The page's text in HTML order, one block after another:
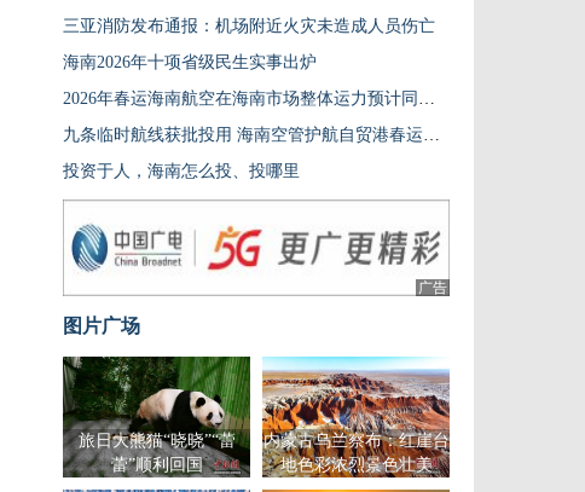
三亚消防发布通报：机场附近火灾未造成人员伤亡
海南2026年十项省级民生实事出炉
2026年春运海南航空在海南市场整体运力预计同比增长约7%
九条临时航线获批投用 海南空管护航自贸港春运空中通道
投资于人，海南怎么投、投哪里
广告
图片广场
旅日大熊猫“晓晓”“蕾
蕾”顺利回国
内蒙古乌兰察布：红崖台
地色彩浓烈景色壮美